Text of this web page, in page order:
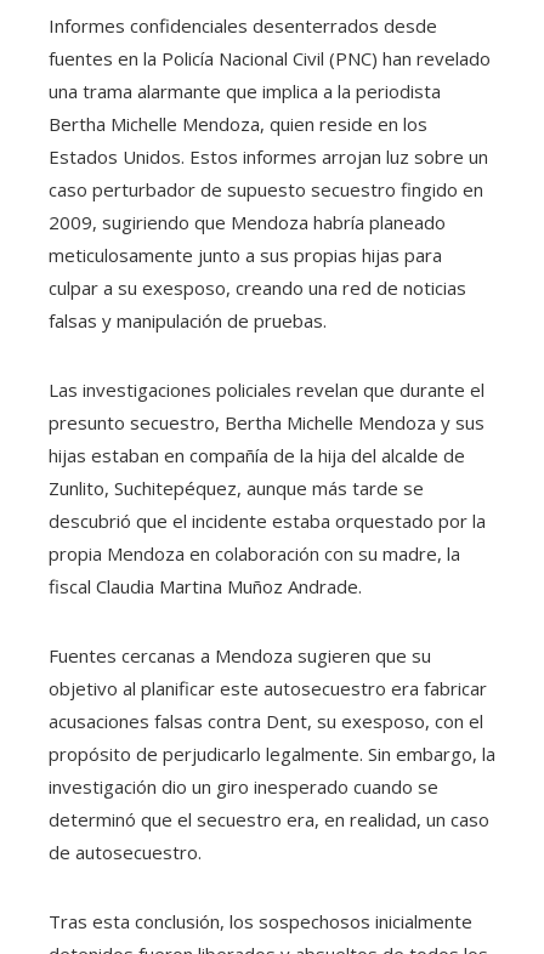
Informes confidenciales desenterrados desde
fuentes en la Policía Nacional Civil (PNC) han revelado
una trama alarmante que implica a la periodista
Bertha Michelle Mendoza, quien reside en los
Estados Unidos. Estos informes arrojan luz sobre un
caso perturbador de supuesto secuestro fingido en
2009, sugiriendo que Mendoza habría planeado
meticulosamente junto a sus propias hijas para
culpar a su exesposo, creando una red de noticias
falsas y manipulación de pruebas.
Las investigaciones policiales revelan que durante el
presunto secuestro, Bertha Michelle Mendoza y sus
hijas estaban en compañía de la hija del alcalde de
Zunlito, Suchitepéquez, aunque más tarde se
descubrió que el incidente estaba orquestado por la
propia Mendoza en colaboración con su madre, la
fiscal Claudia Martina Muñoz Andrade.
Fuentes cercanas a Mendoza sugieren que su
objetivo al planificar este autosecuestro era fabricar
acusaciones falsas contra Dent, su exesposo, con el
propósito de perjudicarlo legalmente. Sin embargo, la
investigación dio un giro inesperado cuando se
determinó que el secuestro era, en realidad, un caso
de autosecuestro.
Tras esta conclusión, los sospechosos inicialmente